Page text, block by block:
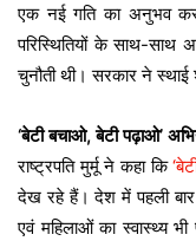
एक नई गति का अनुभव
परिस्थितियों के साथ-साथ
चुनौती थी। सरकार ने
‘बेटी बचाओ, बेटी पढ़ाओ’
राष्ट्रपति मुर्मू ने कहा कि
देख रहे हैं। देश में पहली
एवं महिलाओं का स्वास्थ्य